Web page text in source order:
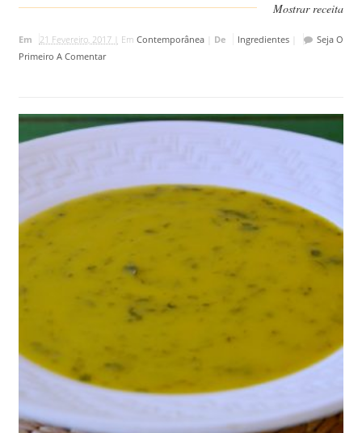
Mostrar receita
Em 21 Fevereiro, 2017 | Em Contemporânea| De Ingredientes|
Seja O
Primeiro A Comentar